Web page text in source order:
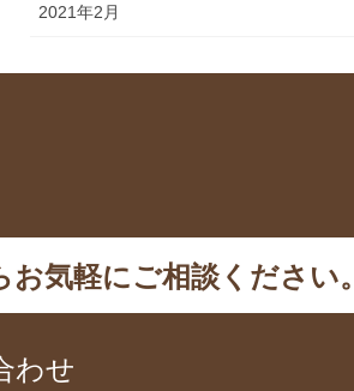
2021年2月
気軽にご相談ください。
わせ